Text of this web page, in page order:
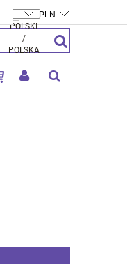
ZALOGUJ SIĘ